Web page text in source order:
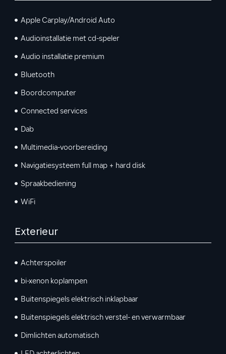
Apple Carplay/Android Auto
Audioinstallatie met cd-speler
Audio installatie premium
Bluetooth
Boordcomputer
Connected services
Dab
Multimedia-voorbereiding
Navigatiesysteem full map + hard disk
Spraakbediening
WiFi
Exterieur
Achterspoiler
bi-xenon koplampen
Buitenspiegels elektrisch inklapbaar
Buitenspiegels elektrisch verstel- en verwarmbaar
Dimlichten automatisch